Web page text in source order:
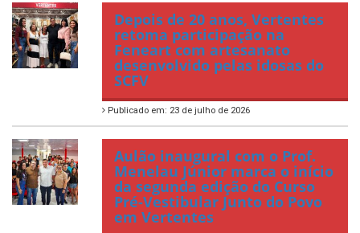
Depois de 20 anos, Vertentes
retoma participação na
Feneart com artesanato
desenvolvido pelas idosas do
SCFV
Publicado em: 23 de julho de 2026
Aulão inaugural com o Prof.
Menelau Júnior marca o início
da segunda edição do Curso
Pré-Vestibular Junto do Povo
em Vertentes